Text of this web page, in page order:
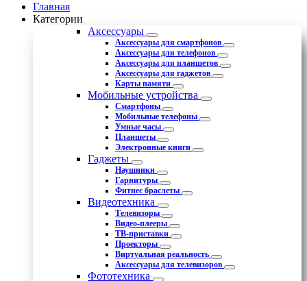
Главная
Категории
Аксессуары
Аксессуары для смартфонов
Аксессуары для телефонов
Аксессуары для планшетов
Аксессуары для гаджетов
Карты памяти
Мобильные устройства
Смартфоны
Мобильные телефоны
Умные часы
Планшеты
Электронные книги
Гаджеты
Наушники
Гарнитуры
Фитнес браслеты
Видеотехника
Телевизоры
Видео-плееры
ТВ-приставки
Проекторы
Виртуальная реальность
Аксессуары для телевизоров
Фототехника